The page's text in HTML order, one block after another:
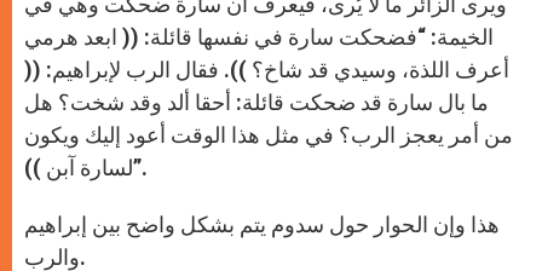
الخيمة: “فضحكت سارة في نفسها قائلة: (( ابعد هرمي
أعرف اللذة، وسيدي قد شاخ؟ )). فقال الرب لإبراهيم: ((
ما بال سارة قد ضحكت قائلة: أحقا ألد وقد شخت؟ هل
من أمر يعجز الرب؟ في مثل هذا الوقت أعود إليك ويكون
لسارة آبن ))”.
هذا وإن الحوار حول سدوم يتم بشكل واضح بين إبراهيم
والرب.